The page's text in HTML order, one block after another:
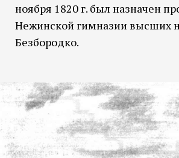
ноября 1820 г. был назначен
Нежинской гимназии высших
Безбородко.